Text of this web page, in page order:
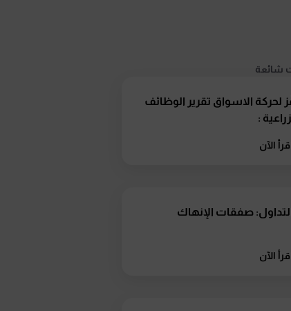
شائعة
لحركة الاسواق تقرير الوظائف
:
الآن
التداول: صفقات الإنهاك
الآن